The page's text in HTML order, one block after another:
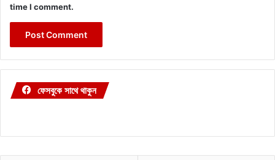
time I comment.
ফেসবুকে সাথে থাকুন